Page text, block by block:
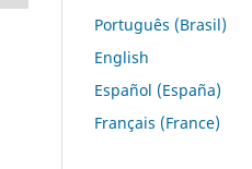
Português (Brasil)
English
Español (España)
Français (France)